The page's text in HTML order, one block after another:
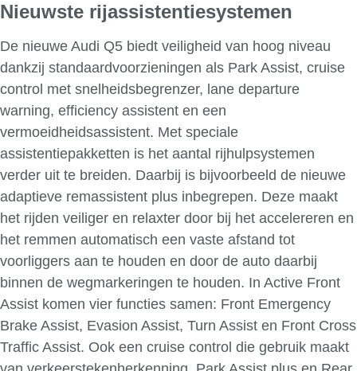
Nieuwste rijassistentiesystemen
De nieuwe Audi Q5 biedt veiligheid van hoog niveau
dankzij standaardvoorzieningen als Park Assist, cruise
control met snelheidsbegrenzer, lane departure
warning, efficiency assistent en een
vermoeidheidsassistent. Met speciale
assistentiepakketten is het aantal rijhulpsystemen
verder uit te breiden. Daarbij is bijvoorbeeld de nieuwe
adaptieve remassistent plus inbegrepen. Deze maakt
het rijden veiliger en relaxter door bij het accelereren en
het remmen automatisch een vaste afstand tot
voorliggers aan te houden en door de auto daarbij
binnen de wegmarkeringen te houden. In Active Front
Assist komen vier functies samen: Front Emergency
Brake Assist, Evasion Assist, Turn Assist en Front Cross
Traffic Assist. Ook een cruise control die gebruik maakt